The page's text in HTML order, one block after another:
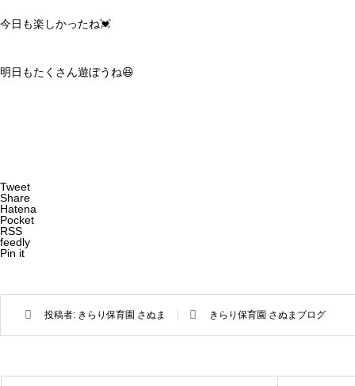
今日も楽しかったね💓
明日もたくさん遊ぼうね😆
Tweet
Share
Hatena
Pocket
RSS
feedly
Pin it
投稿者: きらり保育園 さぬま きらり保育園 さぬまブログ